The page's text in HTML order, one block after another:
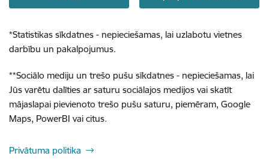
*Statistikas sīkdatnes - nepieciešamas, lai uzlabotu vietnes
darbību un pakalpojumus.
**Sociālo mediju un trešo pušu sīkdatnes - nepieciešamas, lai
Jūs varētu dalīties ar saturu sociālajos medijos vai skatīt
mājaslapai pievienoto trešo pušu saturu, piemēram, Google
Maps, PowerBI vai citus.
Privātuma politika